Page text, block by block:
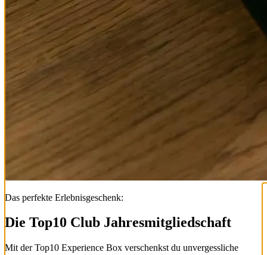
Das perfekte Erlebnisgeschenk:
Die Top10 Club Jahresmitgliedschaft
Mit derTop10 Experience Box verschenkst du unvergessliche